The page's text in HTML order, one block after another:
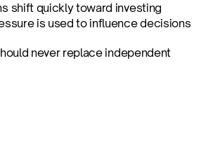
shift quickly toward investing
is used to influence decisions
never replace independent